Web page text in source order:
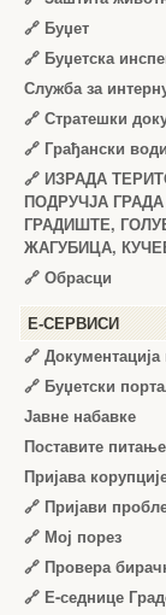
🔗 Буџет
🔗 Буџетска
Служба за
🔗 Стратешки
🔗 Грађански
🔗 ИЗРАДА
ПОДРУЧЈА
ГРАДИШТЕ,
ЖАГУБИЦА,
🔗 Обрасци
Е-СЕРВИСИ
🔗
🔗 Буџетски
Јавне набавке
Поставите питање
Пријава
🔗 Пријави
🔗 Мој порез
🔗 Провера
🔗 Е-седнице